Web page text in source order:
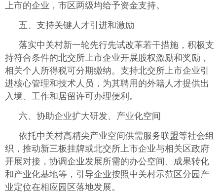
上市的企业，市区两级均给予资金支持。
五、支持关键人才引进和激励
落实中关村新一轮先行先试改革若干措施，积极支
持符合条件的北交所上市企业开展股权激励和奖励，
相关个人所得税可分期缴纳。支持北交所上市企业引
进核心管理和技术人员，为其聘用的外籍人才提供出
入境、工作和居留许可办理便利。
六、协助企业扩大研发、产业化空间
依托中关村高精尖产业空间供需服务联盟等社会组
织，推动新三板挂牌或北交所上市企业与相关区政府
开展对接，协调企业发展所需的办公空间、成果转化
和产业化基地等，引导企业按照中关村示范区分园产
业定位在相应园区落地发展。